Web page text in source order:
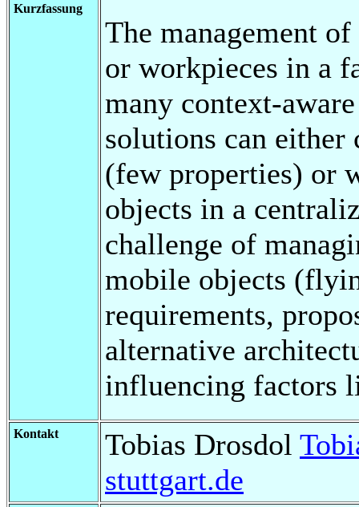
Kurzfassung
The management
or workpieces in a
many context-
solutions can
(few properties) or
objects in a
challenge of
mobile objects
requirements,
alternative
influencing factors
Kontakt Tobias Drosdol
stuttgart.de